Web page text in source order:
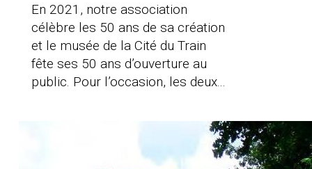
En 2021, notre association
célèbre les 50 ans de sa création
et le musée de la Cité du Train
fête ses 50 ans d’ouverture au
public. Pour l’occasion, les deux...